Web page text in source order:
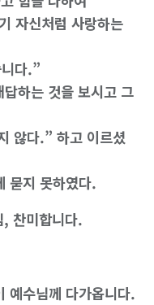
자신처럼 사랑하는
다.”
하는 것을 보시고 그
않다.” 하고 이르셨
묻지 못하였다.
찬미합니다.
예수님께 다가옵니다.